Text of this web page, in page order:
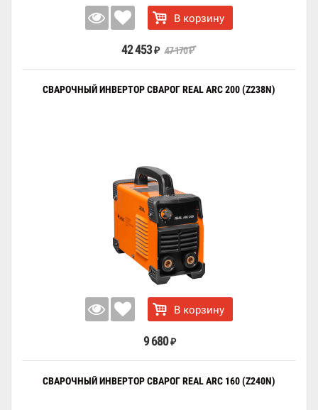
В корзину
42 453 ₽ 47 170₽
СВАРОЧНЫЙ ИНВЕРТОР СВАРОГ REAL ARC 200 (Z238N)
В корзину
9 680 ₽
СВАРОЧНЫЙ ИНВЕРТОР СВАРОГ REAL ARC 160 (Z240N)